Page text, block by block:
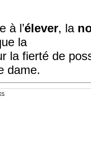
à l’élever, la
la
la fierté de
dame.